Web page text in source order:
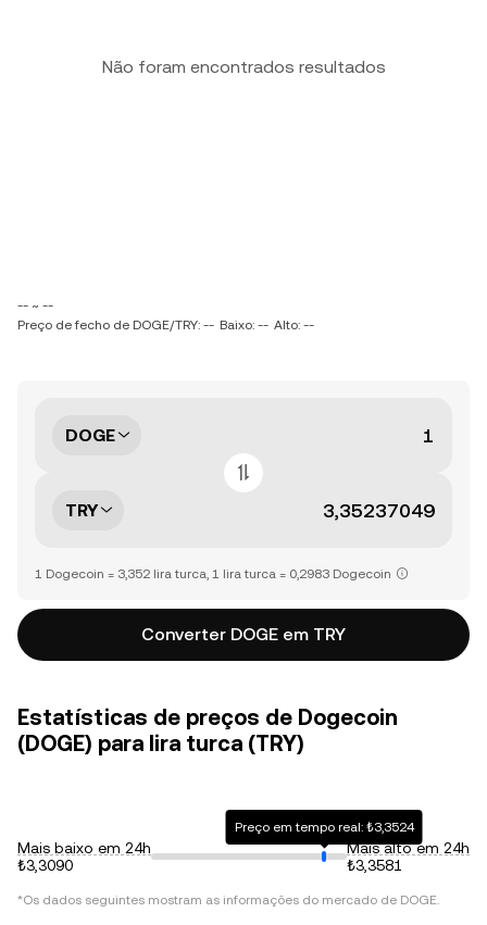
Não foram encontrados resultados
-- ~ --
Preço de fecho de DOGE/TRY: -- Baixo: -- Alto: --
DOGE
TRY
1 Dogecoin = 3,352 lira turca, 1 lira turca = 0,2983 Dogecoin
Converter DOGE em TRY
Estatísticas de preços de Dogecoin
(DOGE) para lira turca (TRY)
Mais baixo em 24h
₺3,3090
Preço em tempo real: ₺3,3524
Mais alto em 24h
₺3,3581
*Os dados seguintes mostram as informações do mercado de DOGE.